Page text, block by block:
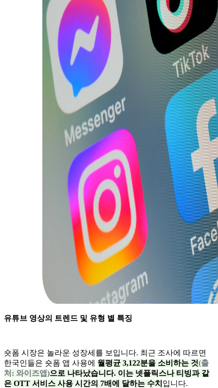
유튜브 영상의 트렌드 및 유형 별 특징
숏폼 시장은 놀라운 성장세를 보입니다. 최근 조사에 따르면
한국인들은 숏폼 앱 사용에 월평균 3,122분을 소비하는 것(출
처: 와이즈앱)으로 나타났습니다. 이는 넷플릭스나 티빙과 같
은 OTT 서비스 사용 시간의 7배에 달하는 수치 입니다.